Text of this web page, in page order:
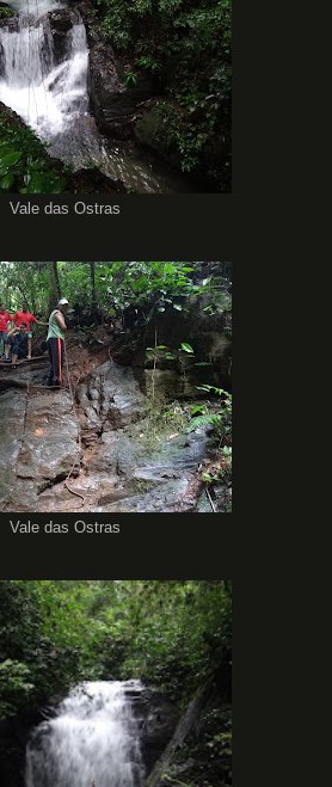
Vale das Ostras
Vale das Ostras